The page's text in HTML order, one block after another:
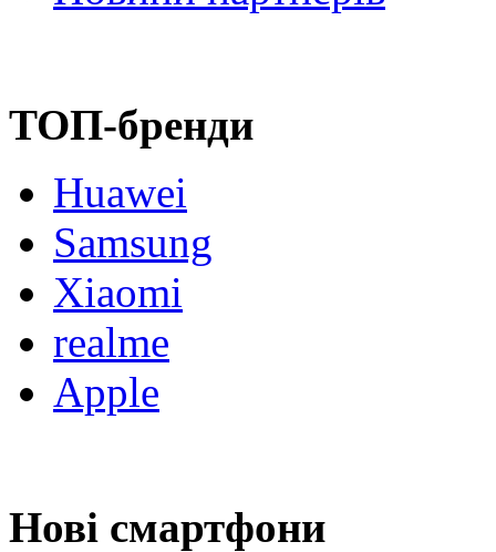
ТОП-бренди
Huawei
Samsung
Xiaomi
realme
Apple
Нові смартфони